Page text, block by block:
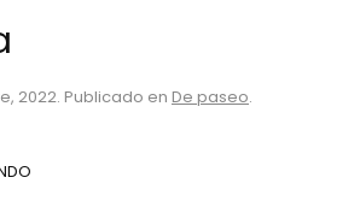
2022. Publicado en De paseo.